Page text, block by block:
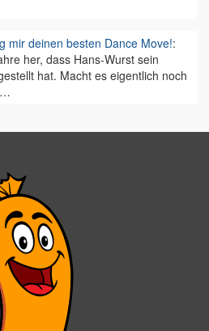
mir deinen besten Dance Move!:
her, dass Hans-Wurst sein
hat. Macht es eigentlich noch